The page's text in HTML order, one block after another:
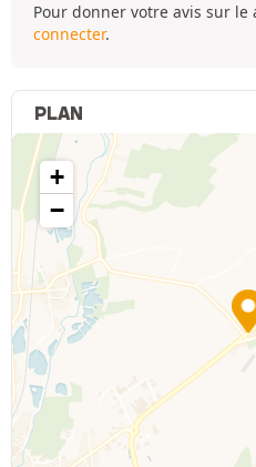
Pour donner votre avis sur le
connecter.
PLAN
+
−